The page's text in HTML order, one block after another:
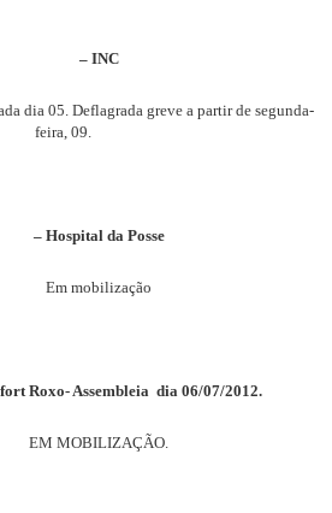
– INC
dia 05. Deflagrada greve a partir de segunda-
feira, 09.
– Hospital da Posse
Em mobilização
Roxo- Assembleia dia 06/07/2012.
EM MOBILIZAÇÃO.